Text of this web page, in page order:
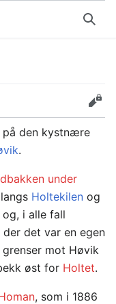
Søk
Rediger
på den kystnære
.
under
Holtekilen og
og, i alle fall
det var en egen
grenser mot Høvik
øst for Holtet.
, som i 1886